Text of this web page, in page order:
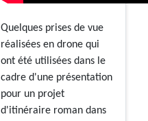
Quelques prises de vue
réalisées en drone qui
ont été utilisées dans le
cadre d'une présentation
pour un projet
d'itinéraire roman dans